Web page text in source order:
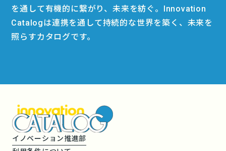
を通して有機的に繋がり、未来を紡ぐ。Innovation
Catalogは連携を通して持続的な世界を築く、未来を
照らすカタログです。
イノベーション推進部